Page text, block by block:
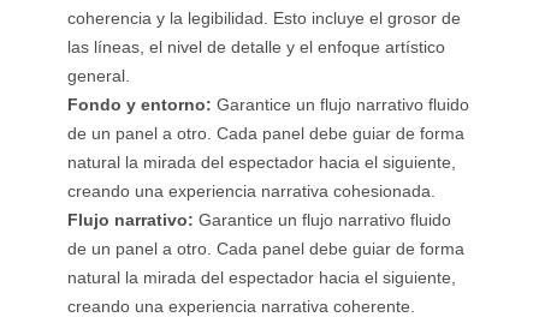
coherencia y la legibilidad. Esto incluye el grosor de
las líneas, el nivel de detalle y el enfoque artístico
general.
Fondo y entorno: Garantice un flujo narrativo fluido
de un panel a otro. Cada panel debe guiar de forma
natural la mirada del espectador hacia el siguiente,
creando una experiencia narrativa cohesionada.
Flujo narrativo: Garantice un flujo narrativo fluido
de un panel a otro. Cada panel debe guiar de forma
natural la mirada del espectador hacia el siguiente,
creando una experiencia narrativa coherente.